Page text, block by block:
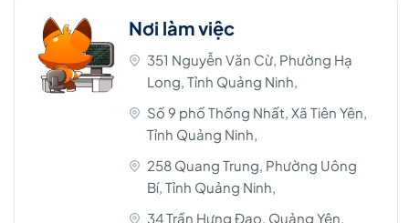
Nơi làm việc
351 Nguyễn Văn Cừ, Phường Hạ
Long, Tỉnh Quảng Ninh,
Số 9 phố Thống Nhất, Xã Tiên Yên,
Tỉnh Quảng Ninh,
258 Quang Trung, Phường Uông
Bí, Tỉnh Quảng Ninh,
34 Trần Hưng Đạo, Quảng Yên,